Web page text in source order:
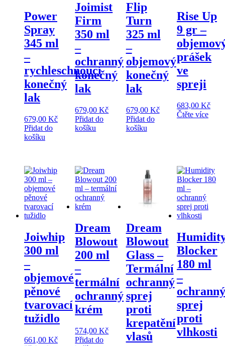
Power
Spray
345 ml
–
rychleschnoucí
konečný
lak
679,00 Kč
Přidat do
košíku
Joimist
Firm
350 ml
–
ochranný
konečný
lak
679,00Kč
Přidat do
košíku
Flip
Turn
325 ml
–
objemový
konečný
lak
679,00 Kč
Přidat do
košíku
Rise Up
9 gr –
prášek
ve
spreji
683,00 Kč
Čtěte více
Joiwhip
300 ml
–
objemové
pěnové
tvarovací
tužidlo
661,00 Kč
Dream
Blowout
200 ml
–
termální
ochranný
krém
574,00Kč
Přidat do
Dream
Blowout
Glass –
Termální
ochranný
sprej
proti
krepatění
vlasů
Blocker
180 ml
–
ochranný
sprej
proti
vlhkosti